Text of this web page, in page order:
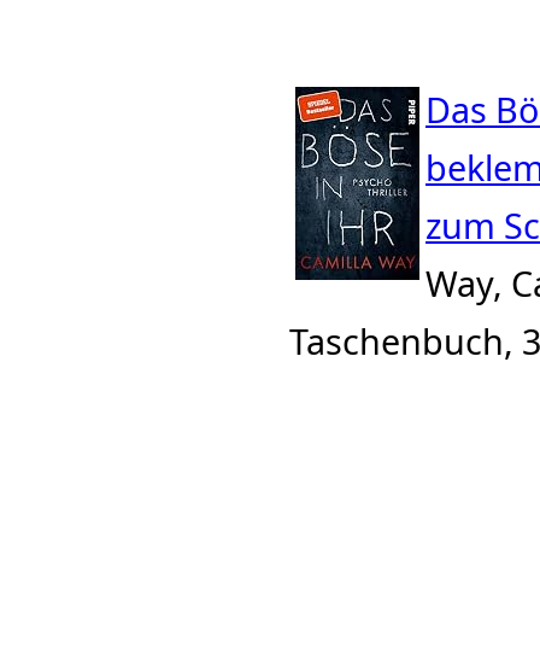
Das
zum
Way,
Taschenbuch,